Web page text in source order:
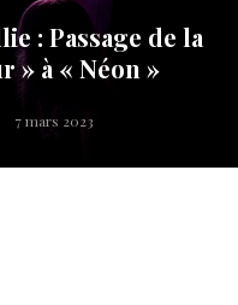
: Passage de la
» à « Néon »
7 mars 2023